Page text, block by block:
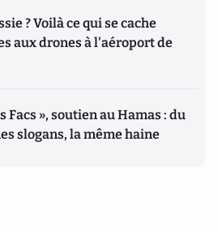
? Voilà ce qui se cache
aux drones à l'aéroport de
Facs », soutien au Hamas : du
slogans, la même haine